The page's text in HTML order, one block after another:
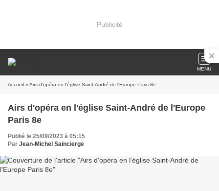
Publicité
MENU
Accueil » Airs d'opéra en l'église Saint-André de l'Europe Paris 8e
Airs d'opéra en l'église Saint-André de l'Europe
Paris 8e
Publié le 25/09/2023 à 05:15
Par Jean-Michel Saincierge